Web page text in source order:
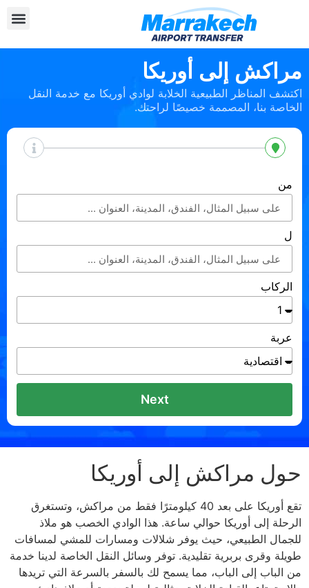
مراكش إلى أوريكا
اكتشف المناظر الطبيعية الخلابة لوادي أوريكا مع خدمة النقل
الخاصة بنا، المصممة خصيصًا لراحتك.
من
ل
الركاب
عربة
Next
حول مراكش إلى أوريكا
تقع أوريكا على بعد 40 كيلومترًا فقط من مراكش، وتستغرق
الرحلة إلى أوريكا حوالي ساعة. هذا الوادي الخصب هو ملاذ
للجمال الطبيعي، حيث يوفر شلالات ومسارات للمشي لمسافات
طويلة وقرى بربرية تقليدية. توفر وسائل النقل الخاصة لدينا خدمة
من الباب إلى الباب، مما يسمح لك بالسفر بالسرعة التي تريدها